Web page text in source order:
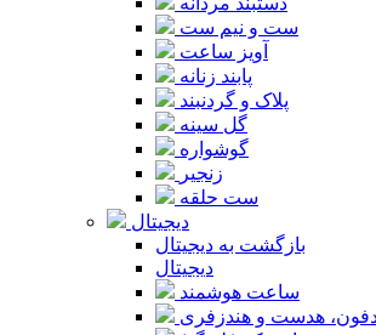
ست و نیم ست
آویز ساعت
پابند زنانه
پلاک و گردنبند
گل سینه
گوشواره
زنجیر
ست حلقه
دیجیتال
بازگشت به دیجیتال
دیجیتال
ساعت هوشمند
هدست و هندزفری